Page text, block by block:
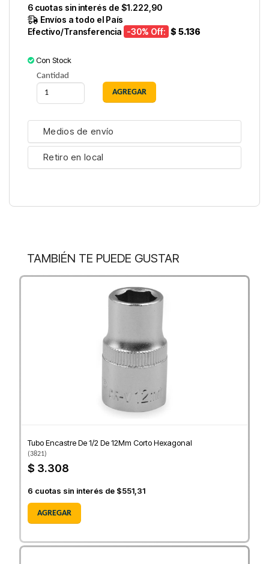
6 cuotas sin interés de $1.222,90
Envíos a todo el País
Efectivo/Transferencia -30% Off: $ 5.136
Con Stock
Cantidad
Medios de envío
Retiro en local
TAMBIÉN TE PUEDE GUSTAR
Tubo Encastre De 1/2 De 12Mm Corto Hexagonal
(3821)
$ 3.308
6 cuotas sin interés de $551,31
AGREGAR